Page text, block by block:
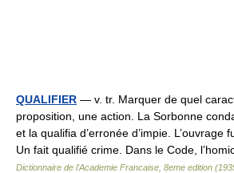
QUALIFIER — v. tr. Marquer de quel
proposition, une action. La Sorbonne
et la qualifia d’erronée d’impie. L’ouvrage
Un fait qualifié crime. Dans le Code,
Dictionnaire de l'Academie Francaise, 8eme edition